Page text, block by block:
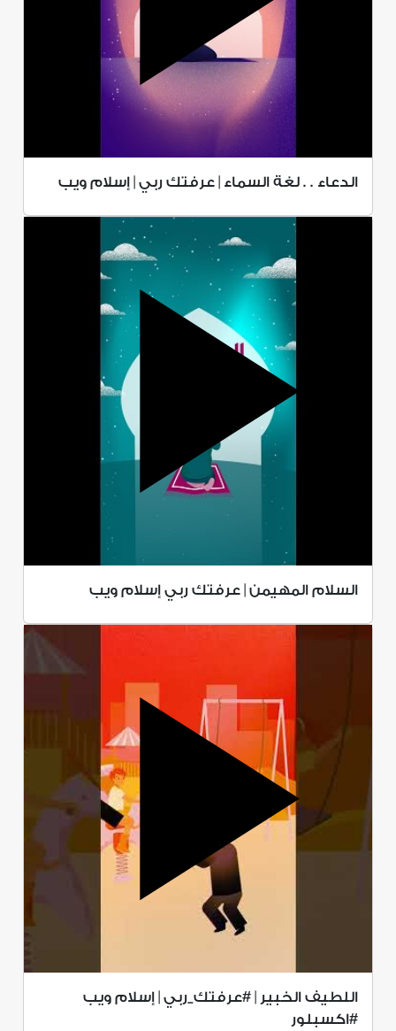
الدعاء . . لغة السماء | عرفتك ربي | إسلام ويب
السلام المهيمن | عرفتك ربي إسلام ويب
اللطيف الخبير | #عرفتك_ربي | إسلام ويب
#اكسبلور